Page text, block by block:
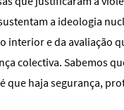
a ideologia
e da avaliação
colectiva. Sabemos
que haja segurança,